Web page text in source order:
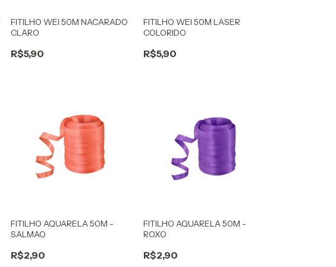
FITILHO WEI 50M NACARADO
CLARO
R$5,90
FITILHO WEI 50M LASER
COLORIDO
R$5,90
FITILHO AQUARELA 50M -
SALMAO
R$2,90
FITILHO AQUARELA 50M -
ROXO
R$2,90